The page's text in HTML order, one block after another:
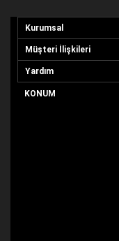
Kurumsal
Müşteri İlişkileri
Yardım
KONUM